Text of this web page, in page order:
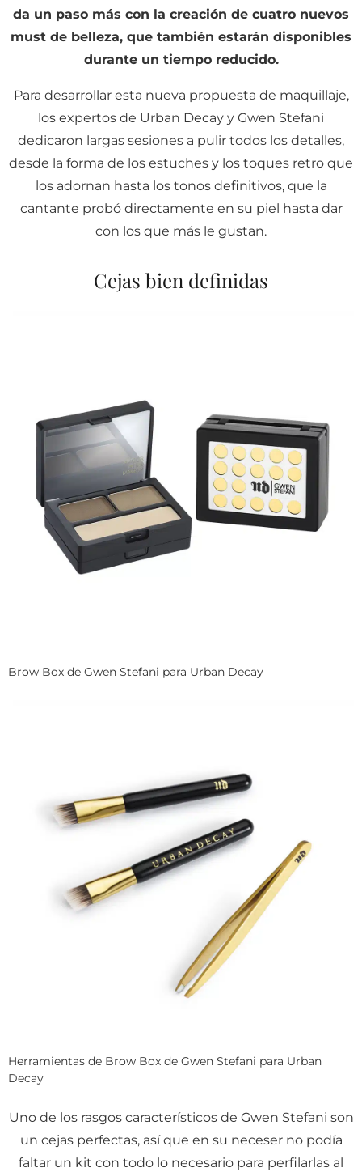
da un paso más con la creación de cuatro nuevos
must de belleza, que también estarán disponibles
durante un tiempo reducido.
Para desarrollar esta nueva propuesta de maquillaje,
los expertos de Urban Decay y Gwen Stefani
dedicaron largas sesiones a pulir todos los detalles,
desde la forma de los estuches y los toques retro que
los adornan hasta los tonos definitivos, que la
cantante probó directamente en su piel hasta dar
con los que más le gustan.
Cejas bien definidas
Brow Box de Gwen Stefani para Urban Decay
Herramientas de Brow Box de Gwen Stefani para Urban
Decay
Uno de los rasgos característicos de Gwen Stefani son
un cejas perfectas, así que en su neceser no podía
faltar un kit con todo lo necesario para perfilarlas al